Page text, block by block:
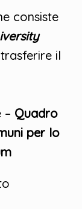
consiste
il
– Quadro
per lo